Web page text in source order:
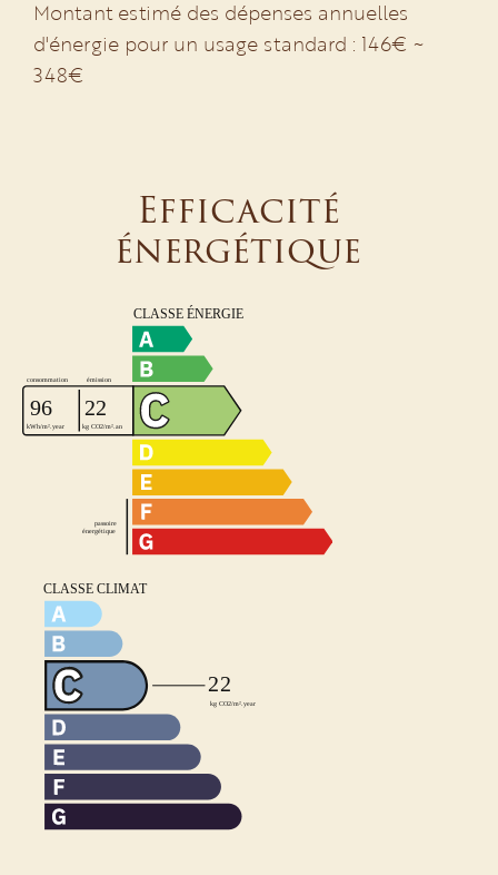
Montant estimé des dépenses annuelles
d'énergie pour un usage standard : 146€ ~
348€
Efficacité
énergétique